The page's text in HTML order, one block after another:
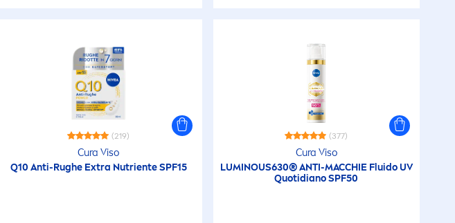
(219)
Cura Viso
Q10 Anti-Rughe Extra Nutriente SPF15
(377)
Cura Viso
LUMINOUS630® ANTI-MACCHIE Fluido UV
Quotidiano SPF50